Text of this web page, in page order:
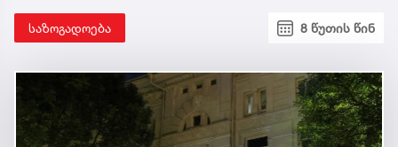
საზოგადოება 8 წუთის წინ